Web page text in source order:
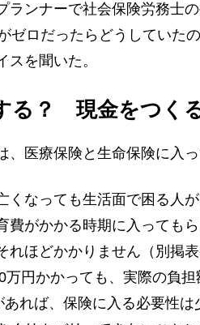
ンナーで社会保険労務士
ゼロだったらどうしていた
スを聞いた。
る？ 現金をつく
医療保険と生命保険に入っ
くなっても生活面で困る人
費がかかる時期に入っても
れほどかかりません（別掲
円かかっても、実際の負担
れば、保険に入る必要性